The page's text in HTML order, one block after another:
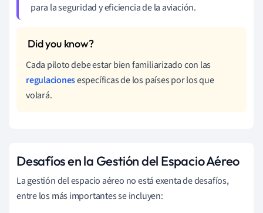
para la seguridad y eficiencia de la aviación.
Cada piloto debe estar bien familiarizado con las
regulacionesespecíficas de los países por los que
volará.
Desafíos en la Gestión del Espacio Aéreo
La gestión del espacio aéreo no está exenta de desafíos,
entre los más importantes se incluyen: